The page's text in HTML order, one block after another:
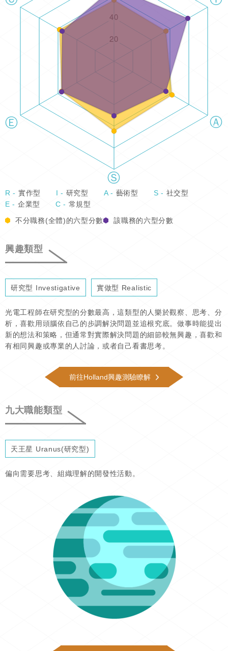
R - 實作型 I - 研究型 A - 藝術型 S - 社交型
E - 企業型 C - 常規型
不分職務(全體)的六型分數
該職務的六型分數
興趣類型
研究型 Investigative 實做型 Realistic
光電工程師在研究型的分數最高，這類型的人樂於觀察、思考、分
析，喜歡用頭腦依自己的步調解決問題並追根究底。做事時能提出
新的想法和策略，但通常對實際解決問題的細節較無興趣，喜歡和
有相同興趣或專業的人討論，或者自己看書思考。
前往Holland興趣測驗瞭解
九大職能類型
天王星 Uranus(研究型)
偏向需要思考、組織理解的開發性活動。